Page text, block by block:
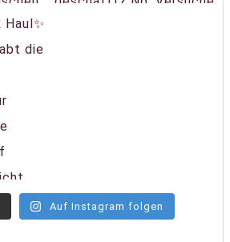
Auf Instagram folgen